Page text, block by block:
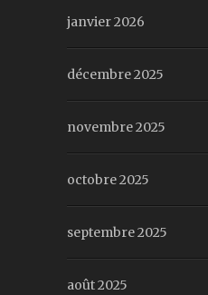
janvier 2026
décembre 2025
novembre 2025
octobre 2025
septembre 2025
août 2025